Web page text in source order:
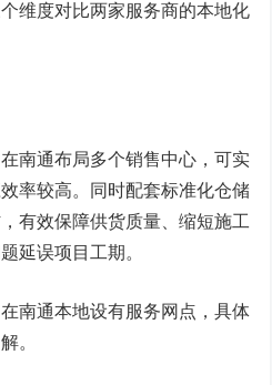
维度对比两家服务商的本地化
南通布局多个销售中心，可实
率较高。同时配套标准化仓储
有效保障供货质量、缩短施工
延误项目工期。
南通本地设有服务网点，具体
。